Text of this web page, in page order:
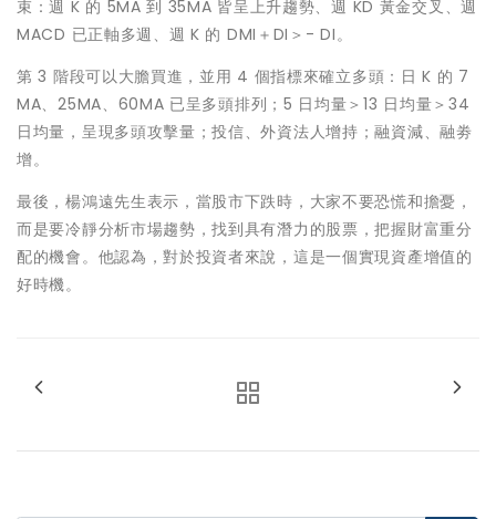
束：週 K 的 5MA 到 35MA 皆呈上升趨勢、週 KD 黃金交叉、週
MACD 已正軸多週、週 K 的 DMI＋DI＞- DI。
第 3 階段可以大膽買進，並用 4 個指標來確立多頭：日 K 的 7
MA、25MA、60MA 已呈多頭排列；5 日均量＞13 日均量＞34
日均量，呈現多頭攻擊量；投信、外資法人增持；融資減、融劵
增。
最後，楊鴻遠先生表示，當股市下跌時，大家不要恐慌和擔憂，
而是要冷靜分析市場趨勢，找到具有潛力的股票，把握財富重分
配的機會。他認為，對於投資者來說，這是一個實現資產增值的
好時機。